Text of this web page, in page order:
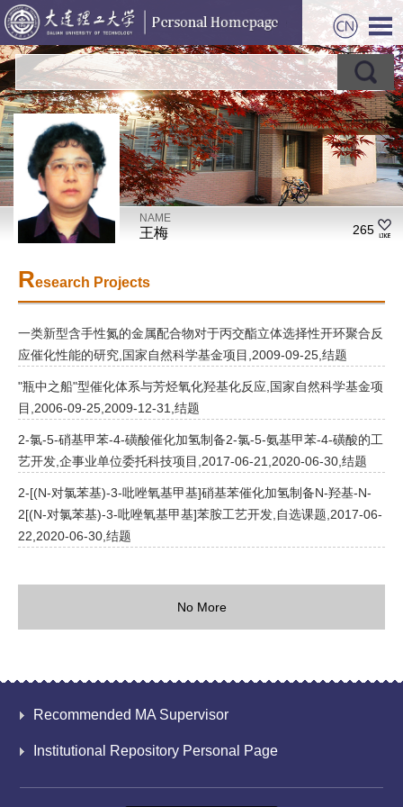
NAME
王梅 265
Research Projects
一类新型含手性氮的金属配合物对于丙交酯立体选择性开环聚合反
应催化性能的研究,国家自然科学基金项目,2009-09-25,结题
"瓶中之船"型催化体系与芳烃氧化羟基化反应,国家自然科学基金项
目,2006-09-25,2009-12-31,结题
2-氯-5-硝基甲苯-4-磺酸催化加氢制备2-氯-5-氨基甲苯-4-磺酸的工
艺开发,企事业单位委托科技项目,2017-06-21,2020-06-30,结题
2-[(N-对氯苯基)-3-吡唑氧基甲基]硝基苯催化加氢制备N-羟基-N-
2[(N-对氯苯基)-3-吡唑氧基甲基]苯胺工艺开发,自选课题,2017-06-
22,2020-06-30,结题
No More
Recommended MA Supervisor
Institutional Repository Personal Page